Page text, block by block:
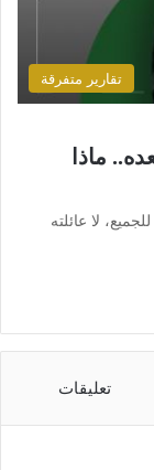
تقارير متفرقة
ماذا
لا عائلته
تعليقات